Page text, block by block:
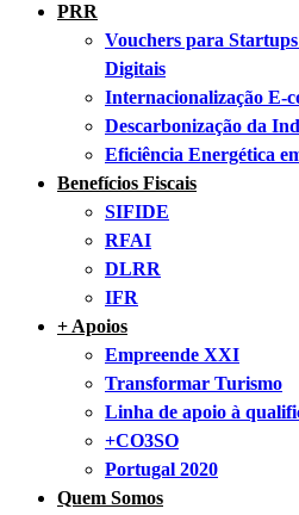
PRR
Vouchers para
Digitais
Internacionalização E-
Descarbonização da
Eficiência Energética
Benefícios Fiscais
SIFIDE
RFAI
DLRR
IFR
+ Apoios
Empreende XXI
Transformar Turismo
Linha de apoio à
+CO3SO
Portugal 2020
Quem Somos